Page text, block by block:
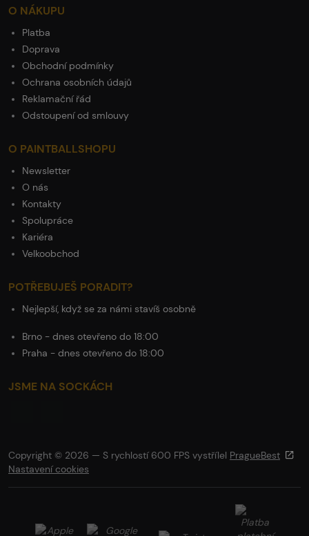
O NÁKUPU
Platba
Doprava
Obchodní podmínky
Ochrana osobních údajů
Reklamační řád
Odstoupení od smlouvy
O PAINTBALLSHOPU
Newsletter
O nás
Kontakty
Spolupráce
Kariéra
Velkoobchod
POTŘEBUJEŠ PORADIT?
Nejlepší, když se za námi stavíš osobně
Brno - dnes otevřeno do 18:00
Praha - dnes otevřeno do 18:00
JSME NA SOCKÁCH
Copyright © 2026 — S rychlostí 600 FPS vystřílel PragueBest
Nastavení cookies